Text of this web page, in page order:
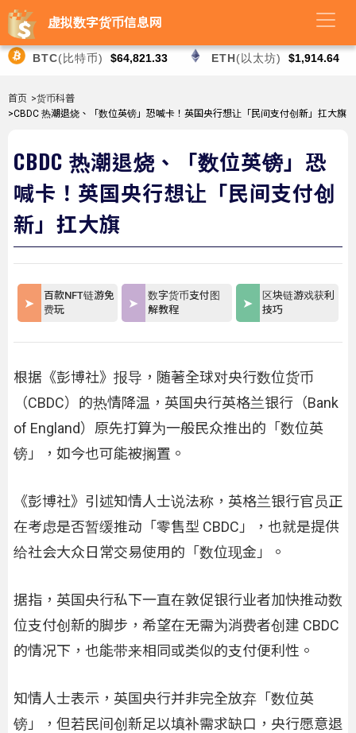
虚拟数字货币信息网
BTC(比特币) $64,821.33 ETH(以太坊) $1,914.64
首页 >货币科普
>CBDC 热潮退烧、「数位英镑」恐喊卡！英国央行想让「民间支付创新」扛大旗
CBDC 热潮退烧、「数位英镑」恐
喊卡！英国央行想让「民间支付创
新」扛大旗
百款NFT链游免
费玩
数字货币支付图
解教程
区块链游戏获利
技巧
根据《彭博社》报导，随著全球对央行数位货币
（CBDC）的热情降温，英国央行英格兰银行（Bank
of England）原先打算为一般民众推出的「数位英
镑」，如今也可能被搁置。
《彭博社》引述知情人士说法称，英格兰银行官员正
在考虑是否暂缓推动「零售型 CBDC」，也就是提供
给社会大众日常交易使用的「数位现金」。
据指，英国央行私下一直在敦促银行业者加快推动数
位支付创新的脚步，希望在无需为消费者创建 CBDC
的情况下，也能带来相同或类似的支付便利性。
知情人士表示，英国央行并非完全放弃「数位英
镑」，但若民间创新足以填补需求缺口，央行愿意退